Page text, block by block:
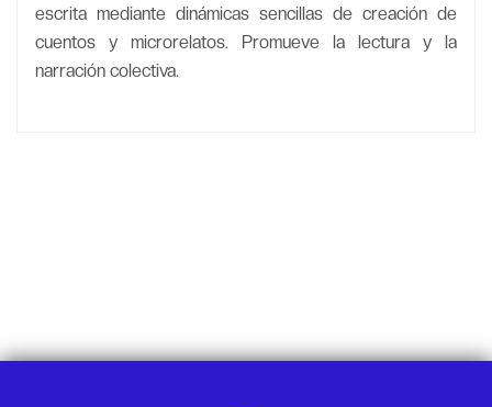
escrita mediante dinámicas sencillas de creación de
cuentos y microrelatos. Promueve la lectura y la
narración colectiva.